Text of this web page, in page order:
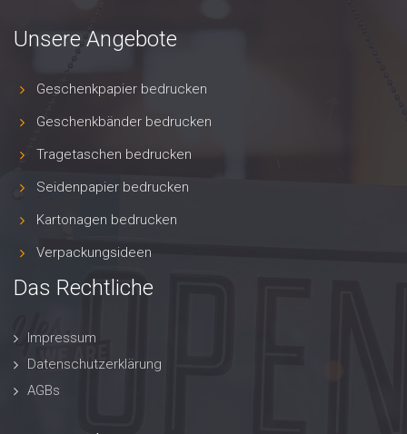
Unsere Angebote
Geschenkpapier bedrucken
Geschenkbänder bedrucken
Tragetaschen bedrucken
Seidenpapier bedrucken
Kartonagen bedrucken
Verpackungsideen
Das Rechtliche
Impressum
Datenschutzerklärung
AGBs